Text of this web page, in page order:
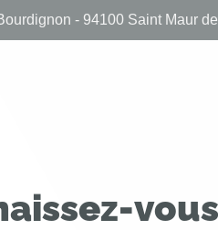
- 94100 Saint Maur